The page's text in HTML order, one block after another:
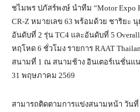
ชไมพร ปภัสร์พงษ์ นำทีม “Motor Expo
CR-Z หมายเลข 63 พร้อมด้วย ชาริยะ
อันดับที่ 2 รุ่น TC4 และอันดับที่ 5
หฤโหด 6 ชั่วโมง รายการ RAAT
สนามที่ 1 ณ สนามช้าง อินเตอร์เนชั่นแ
31 พฤษภาคม 2569
สามารถติดตามการแข่งสนามหน้า วันที่